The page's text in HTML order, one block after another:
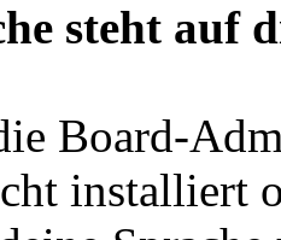
steht auf
Board-
installiert